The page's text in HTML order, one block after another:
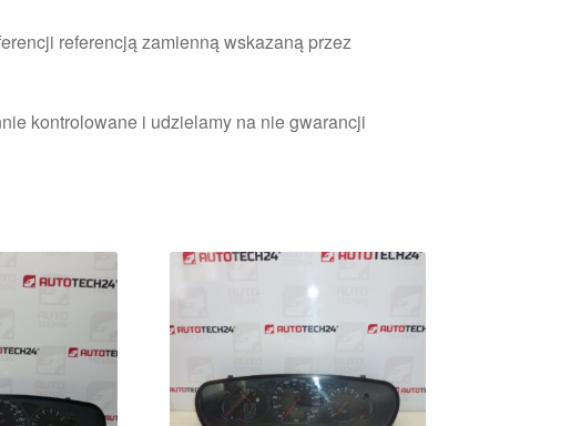
referencją zamienną wskazaną przez
kontrolowane i udzielamy na nie gwarancji